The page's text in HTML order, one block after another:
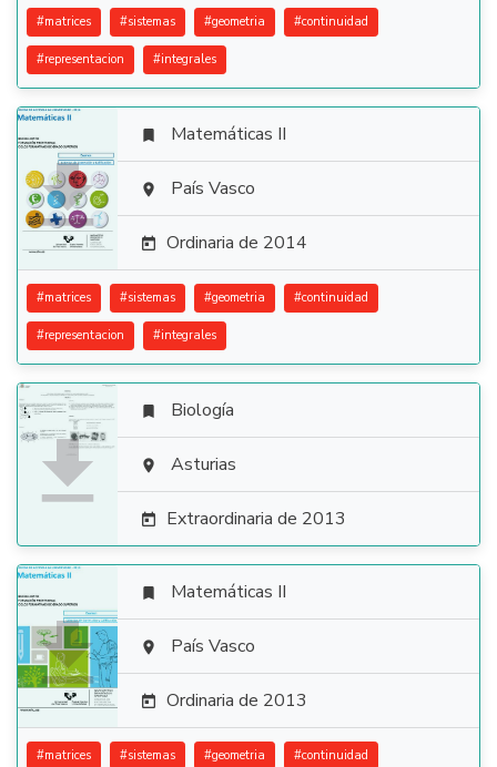
#matrices #sistemas #geometria #continuidad
#representacion #integrales

 Matemáticas II
 País Vasco
 Ordinaria de 2014
#matrices #sistemas #geometria #continuidad
#representacion #integrales

 Biología
 Asturias
 Extraordinaria de 2013

 Matemáticas II
 País Vasco
 Ordinaria de 2013
#matrices #sistemas #geometria #continuidad